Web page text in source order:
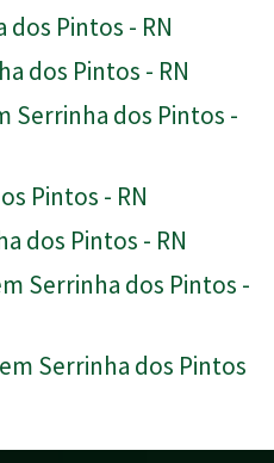
dos Pintos - RN
dos Pintos - RN
Serrinha dos Pintos -
Pintos - RN
dos Pintos - RN
Serrinha dos Pintos -
Serrinha dos Pintos